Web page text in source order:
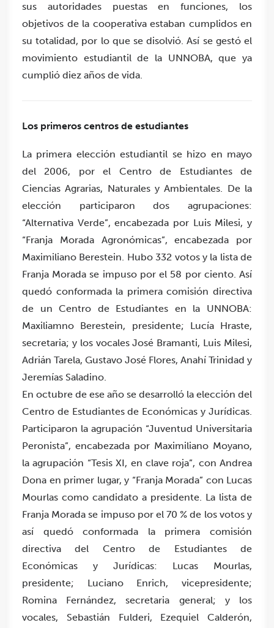
sus autoridades puestas en funciones, los
objetivos de la cooperativa estaban cumplidos en
su totalidad, por lo que se disolvió. Así se gestó el
movimiento estudiantil de la UNNOBA, que ya
cumplió diez años de vida.
Los primeros centros de estudiantes
La primera elección estudiantil se hizo en mayo
del 2006, por el Centro de Estudiantes de
Ciencias Agrarias, Naturales y Ambientales. De la
elección participaron dos agrupaciones:
“Alternativa Verde”, encabezada por Luis Milesi, y
“Franja Morada Agronómicas”, encabezada por
Maximiliano Berestein. Hubo 332 votos y la lista de
Franja Morada se impuso por el 58 por ciento. Así
quedó conformada la primera comisión directiva
de un Centro de Estudiantes en la UNNOBA:
Maxiliamno Berestein, presidente; Lucía Hraste,
secretaria; y los vocales José Bramanti, Luis Milesi,
Adrián Tarela, Gustavo José Flores, Anahí Trinidad y
Jeremías Saladino.
En octubre de ese año se desarrolló la elección del
Centro de Estudiantes de Económicas y Jurídicas.
Participaron la agrupación “Juventud Universitaria
Peronista”, encabezada por Maximiliano Moyano,
la agrupación “Tesis XI, en clave roja”, con Andrea
Dona en primer lugar, y “Franja Morada” con Lucas
Mourlas como candidato a presidente. La lista de
Franja Morada se impuso por el 70 % de los votos y
así quedó conformada la primera comisión
directiva del Centro de Estudiantes de
Económicas y Jurídicas: Lucas Mourlas,
presidente; Luciano Enrich, vicepresidente;
Romina Fernández, secretaria general; y los
vocales, Sebastián Fulderi, Ezequiel Calderón,